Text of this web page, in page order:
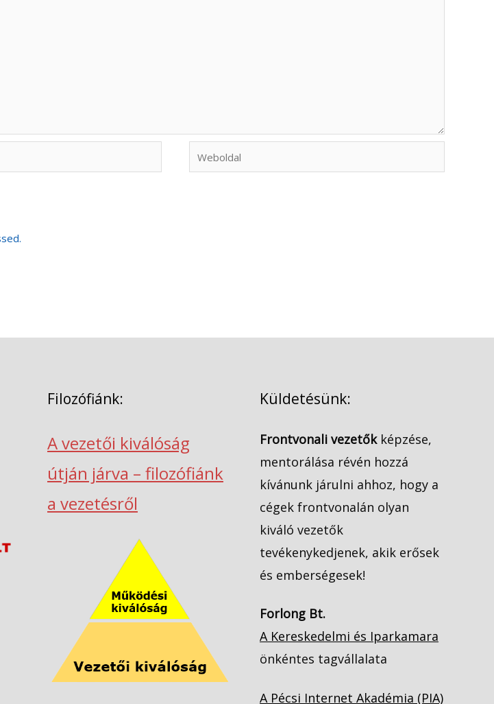
Filozófiánk:
A vezetői kiválóság
útján járva – filozófiánk
a vezetésről
Küldetésünk:
Frontvonali vezetőkképzése,
mentorálása révén hozzá
kívánunk járulni ahhoz, hogy a
cégek frontvonalán olyan
kiváló vezetők
tevékenykedjenek, akik erősek
és emberségesek!
Forlong Bt.
A Kereskedelmi és Iparkamara
önkéntes tagvállalata
A Pécsi Internet Akadémia (PIA)